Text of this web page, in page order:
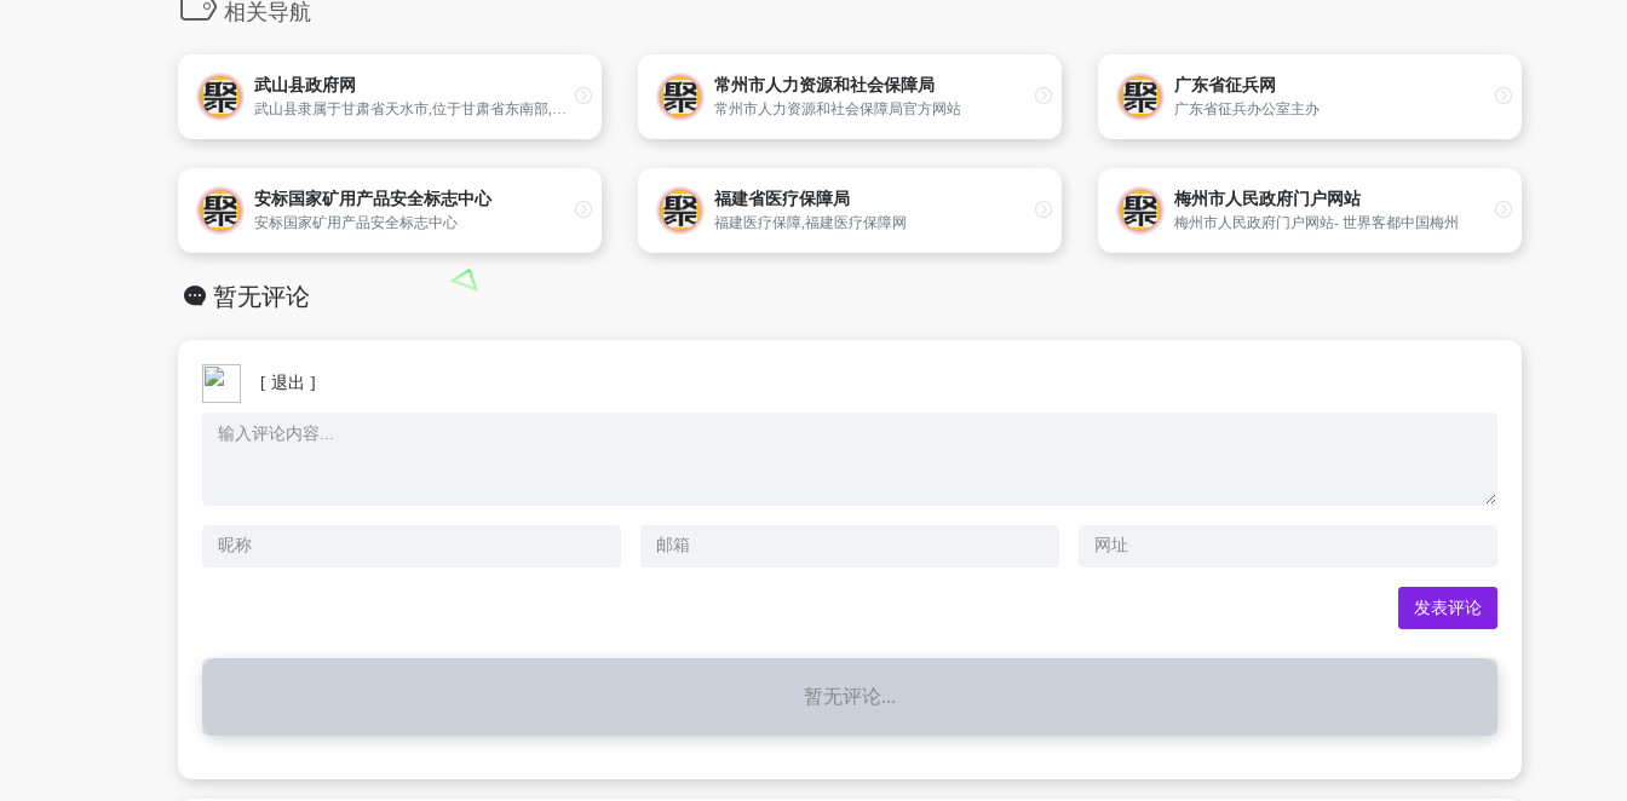
相关导航
武山县政府网
武山县隶属于甘肃省天水市,位于甘肃省东南部,地处秦岭山地北坡西段与陇中黄土高原西南边缘复合地带,海拔在1365~3120米之间,属温带大陆性半湿润季风气候。总面积2011平方公里（2011年）,总人口475500人（2011年）。2012年,武山县实现生产总值388811万元。
常州市人力资源和社会保障局
常州市人力资源和社会保障局官方网站
广东省征兵网
广东省征兵办公室主办
安标国家矿用产品安全标志中心
安标国家矿用产品安全标志中心
福建省医疗保障局
福建医疗保障,福建医疗保障网
梅州市人民政府门户网站
梅州市人民政府门户网站- 世界客都中国梅州
暂无评论
[ 退出 ]
暂无评论...